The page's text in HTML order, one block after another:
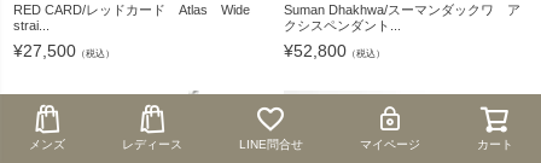
メンズ レディース LINE問合せ マイページ カート
メンズ レディース LINE問合せ マイページ カート
RED CARD/レッドカード Atlas Wide
strai...
¥27,500 （税込）
Suman Dhakhwa/スーマンダックワ ア
クシスペンダント...
¥52,800 （税込）